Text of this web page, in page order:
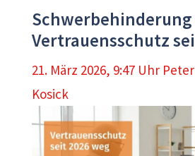
Vertrauensschutz
21. März 2026, 9:47 Uhr
Kosick